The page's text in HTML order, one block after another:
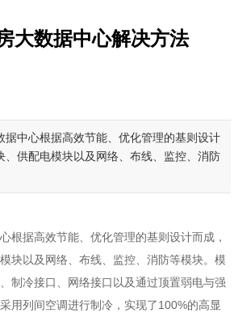
大数据中心解决方法
据中心根据高效节能、优化管理的基则设计
、供配电模块以及网络、布线、监控、消防
根据高效节能、优化管理的基则设计而成，
块以及网络、布线、监控、消防等模块。模
制冷接口、网络接口以及通过顶置弱电与强
用列间空调进行制冷，实现了100%的高显